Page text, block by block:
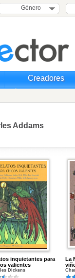
Género
Creadores
Addams
inquietantes para
valientes
Dickens
La